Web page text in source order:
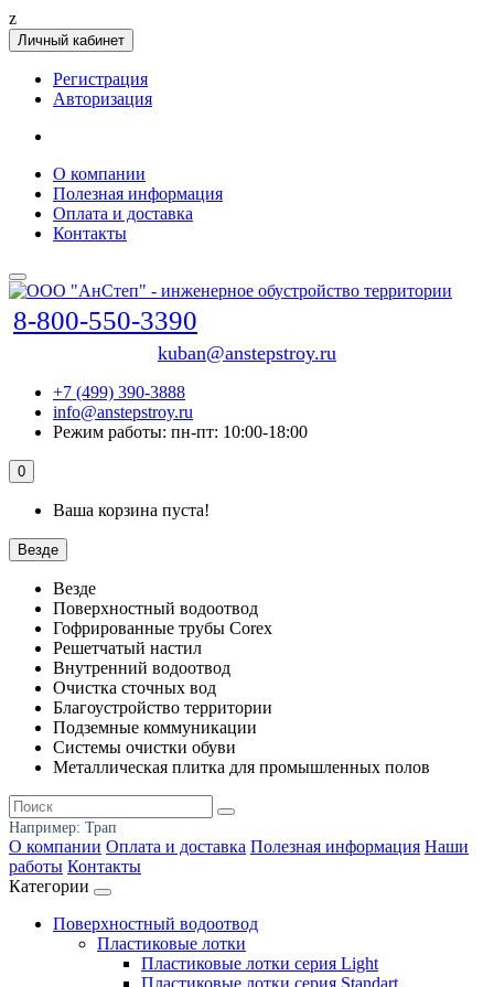
z
Личный кабинет
Регистрация
Авторизация
О компании
Полезная информация
Оплата и доставка
Контакты
8-800-550-3390
kuban@anstepstroy.ru
+7 (499) 390-3888
info@anstepstroy.ru
Режим работы: пн-пт: 10:00-18:00
0
Ваша корзина пуста!
Везде
Везде
Поверхностный водоотвод
Гофрированные трубы Corex
Решетчатый настил
Внутренний водоотвод
Очистка сточных вод
Благоустройство территории
Подземные коммуникации
Системы очистки обуви
Металлическая плитка для промышленных полов
Например: Трап
О компании Оплата и доставка Полезная информация Наши
работы Контакты
Категории
Поверхностный водоотвод
Пластиковые лотки
Пластиковые лотки серия Light
Пластиковые лотки серия Standart